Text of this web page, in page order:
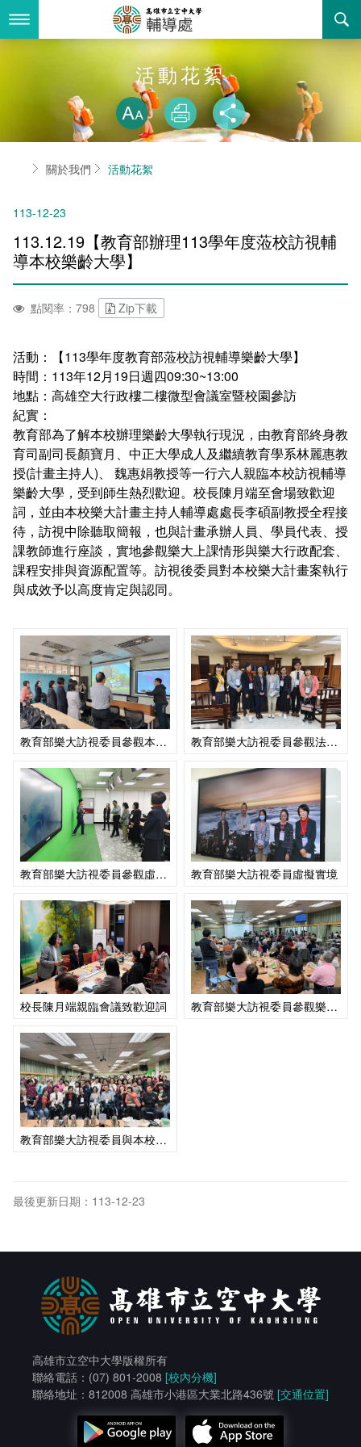
到
要
組織職掌
聯絡資訊
活動花絮
諮詢信箱
業務服務
法令規章
性別平等教育委員會
獎助學金一覽表
學生輔導委員會
學生社團
工讀生專區
學生申訴評議委員會
人力銀行
線上報名
友善校園
常見問答
相關連結
校園霸凌防制
校園霸凌防制準則
生對生校園霸凌事件處理流程圖
書表下載
回空大首頁
活動花絮
略過字型切
放大
列印 分享
首頁關於我們 活動花絮
113-12-23
113.12.19【教育部辦理113學年度蒞校訪視輔
導本校樂齡大學】
點閱率：798 Zip下載
活動：【113學年度教育部蒞校訪視輔導樂齡大學】
時間：113年12月19日週四09:30~13:00
地點：高雄空大行政樓二樓微型會議室暨校園參訪
紀實：
教育部為了解本校辦理樂齡大學執行現況，由教育部終身教
育司副司長顏寶月、中正大學成人及繼續教育學系林麗惠教
授(計畫主持人)、 魏惠娟教授等一行六人親臨本校訪視輔導
樂齡大學，受到師生熱烈歡迎。校長陳月端至會場致歡迎
詞，並由本校樂大計畫主持人輔導處處長李碩副教授全程接
待，訪視中除聽取簡報，也與計畫承辦人員、學員代表、授
課教師進行座談，實地參觀樂大上課情形與樂大行政配套、
課程安排與資源配置等。訪視後委員對本校樂大計畫案執行
與成效予以高度肯定與認同。
教育部樂大訪視委員參觀本校智慧教室 教育部樂大訪視委員參觀法律系實習法庭
教育部樂大訪視委員參觀虛擬教室 教育部樂大訪視委員虛擬實境
校長陳月端親臨會議致歡迎詞 教育部樂大訪視委員參觀樂大學員上課一景
教育部樂大訪視委員與本校樂大學員合影
最後更新日期：113-12-23
高雄市立空中大學版權所有
聯絡電話：(07) 801-2008 [校內分機]
聯絡地址：812008 高雄市小港區大業北路436號 [交通位置]